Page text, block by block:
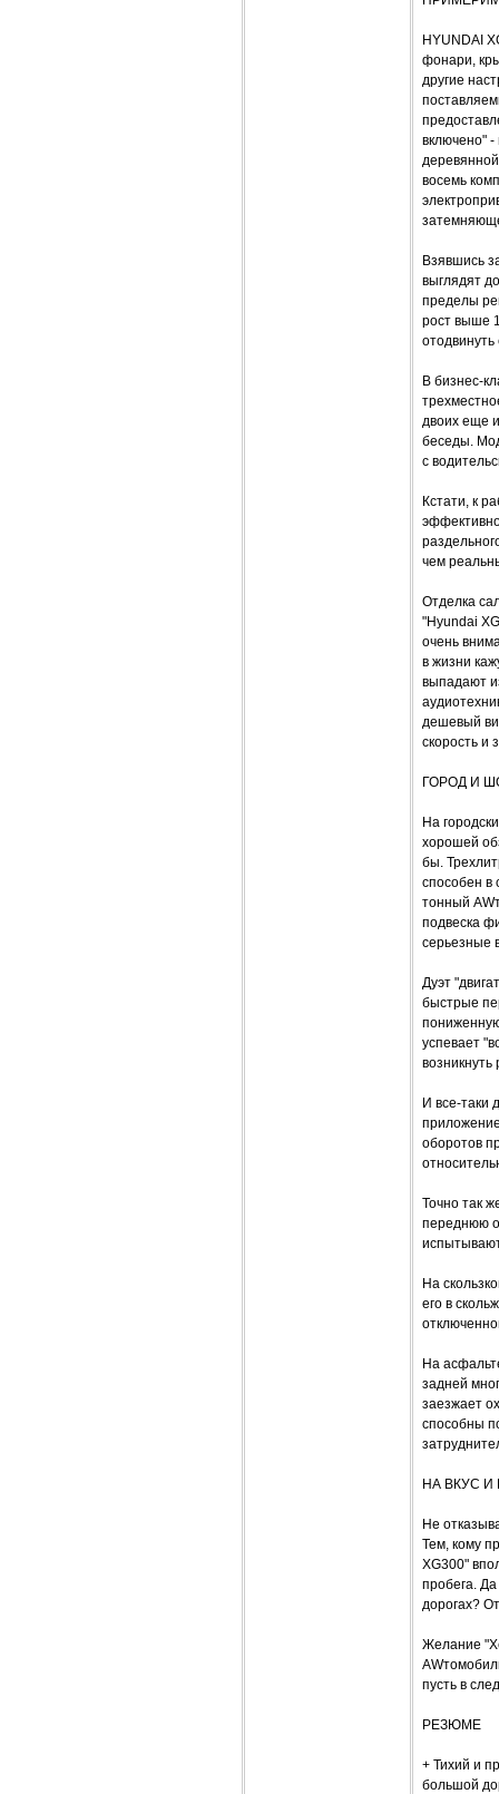
HYUNDAI
фонари,
другие
включено" -
восемь
Взявшись
выглядят
пределы
рост выше
В бизнес-
двоих еще
беседы.
с
Кстати, к
чем
Отделка
"Hyundai
очень
в жизни
выпадают
дешевый
скорость и
ГОРОД И
На
хорошей
бы.
способен в
тонный
подвеска
серьезные
Дуэт
быстрые
успевает
возникнуть
И все-таки
оборотов
Точно так
переднюю
На
его в
На
задней
заезжает
способны
НА ВКУС И
Не
Тем, кому
XG300"
пробега.
дорогах?
Желание
пусть в
РЕЗЮМЕ
+ Тихий и
большой